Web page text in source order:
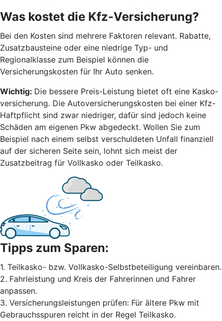
Was kostet die Kfz-Versicherung?
Bei den Kosten sind mehrere Faktoren relevant. Rabatte,
Zusatzbausteine oder eine niedrige Typ- und
Regionalklasse zum Beispiel können die
Versicherungskosten für Ihr Auto senken.
Wichtig: Die bessere Preis-Leistung bietet oft eine Kasko­
versicherung. Die Autoversicherungskosten bei einer Kfz-
Haftpflicht sind zwar niedriger, dafür sind jedoch keine
Schäden am eigenen Pkw abgedeckt. Wollen Sie zum
Beispiel nach einem selbst ver­schuldeten Unfall finanziell
auf der sicheren Seite sein, lohnt sich meist der
Zusatzbeitrag für Vollkasko oder Teilkasko.
Tipps zum Sparen:
1. Teilkasko- bzw. Vollkasko-Selbstbeteiligung vereinbaren.
2. Fahrleistung und Kreis der Fahrerinnen und Fahrer
anpassen.
3. Versicherungsleistungen prüfen: Für ältere Pkw mit
Gebrauchsspuren reicht in der Regel Teilkasko.